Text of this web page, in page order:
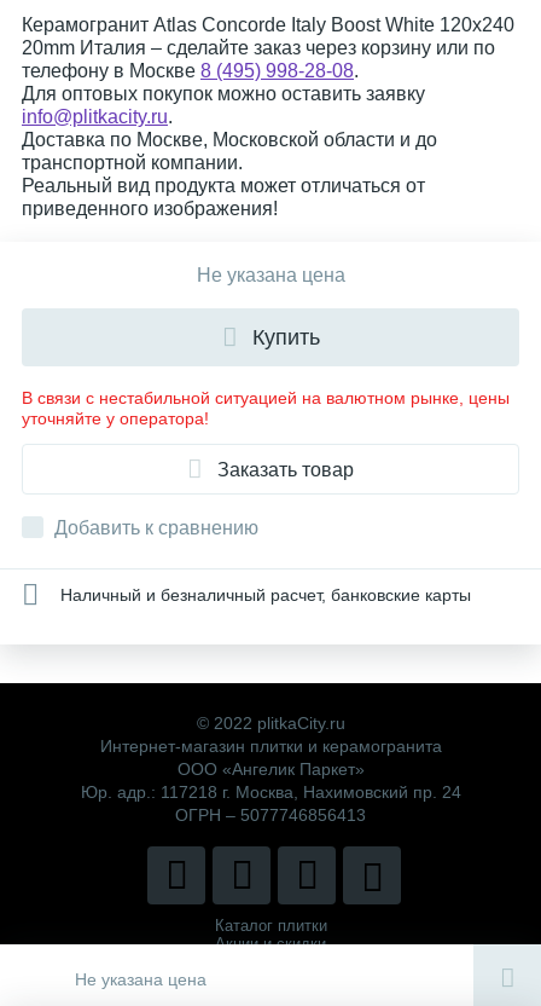
Керамогранит Atlas Concorde Italy Boost White 120x240
20mm Италия – сделайте заказ через корзину или по
телефону в Москве 8 (495) 998-28-08.
Для оптовых покупок можно оставить заявку
info@plitkacity.ru.
Доставка по Москве, Московской области и до
транспортной компании.
Реальный вид продукта может отличаться от
приведенного изображения!
Не указана цена
Не указана цена
Купить
В связи с нестабильной ситуацией на валютном рынке, цены
уточняйте у оператора!
Заказать товар
Добавить к сравнению
Наличный и безналичный расчет, банковские карты
© 2022 plitkaCity.ru
Интернет-магазин плитки и керамогранита
ООО «Ангелик Паркет»
Юр. адр.: 117218 г. Москва, Нахимовский пр. 24
ОГРН – 5077746856413
Каталог плитки
Акции и скидки